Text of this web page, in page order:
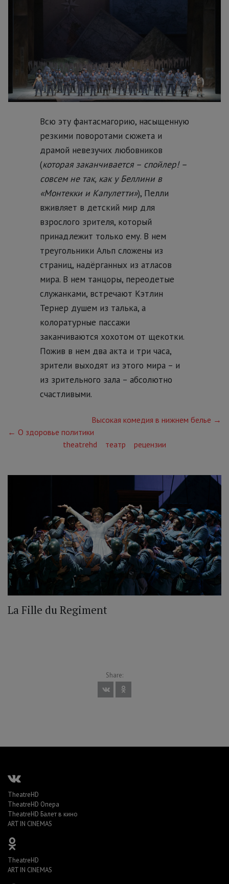
Всю эту фантасмагорию, насыщенную
резкими поворотами сюжета и
драмой невезучих любовников
(которая заканчивается – спойлер! –
совсем не так, как у Беллини в
«Монтекки и Капулетти»), Пелли
вживляет в детский мир для
взрослого зрителя, который
принадлежит только ему. В нем
треугольники Альп сложены из
страниц, надёрганных из атласов
мира. В нем танцоры, переодетые
служанками, встречают Кэтлин
Тернер душем из талька, а
колоратурные пассажи
заканчиваются хохотом от щекотки.
Пожив в нем два акта и три часа,
зрители выходят из этого мира – и
из зрительного зала – абсолютно
счастливыми.
Высокая комедия в нижнем белье →
← О здоровье политики
theatrehd
театр рецензии
La Fille du Regiment
Share:
TheatreHD
TheatreHD Опера
TheatreHD Балет в кино
ART IN CINEMAS
TheatreHD
ART IN CINEMAS